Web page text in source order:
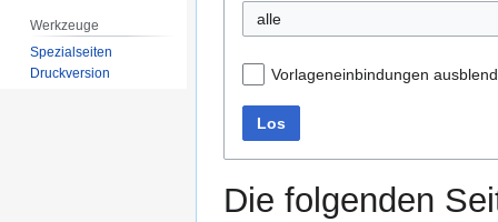
alle
Vorlageneinbindungen
Los
Die folgenden
Werkzeuge
Spezialseiten
Druckversion